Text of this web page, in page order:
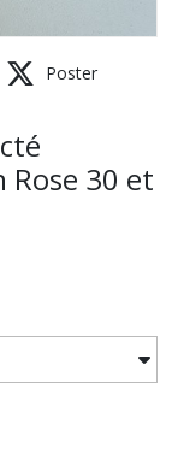
Poster
Rose 30 et